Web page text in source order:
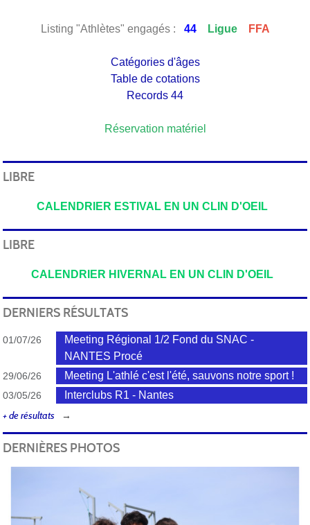
Listing "Athlètes" engagés : 44 Ligue FFA
Catégories d'âges
Table de cotations
Records 44
Réservation matériel
LIBRE
CALENDRIER ESTIVAL EN UN CLIN D'OEIL
LIBRE
CALENDRIER HIVERNAL EN UN CLIN D'OEIL
DERNIERS RÉSULTATS
01/07/26
Meeting Régional 1/2 Fond du SNAC -
NANTES Procé
29/06/26 Meeting L'athlé c'est l'été, sauvons notre sport !
03/05/26
Interclubs R1 - Nantes
+ de résultats
DERNIÈRES PHOTOS